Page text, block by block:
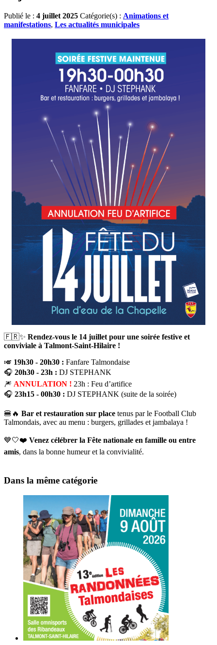
Publié le : 4 juillet 2025 Catégorie(s) : Animations et
manifestations, Les actualités municipales
🇫🇷✨ Rendez-vous le 14 juillet pour une soirée festive et
conviviale à Talmont-Saint-Hilaire !
🎺 19h30 - 20h30 : Fanfare Talmondaise
🎧 20h30 - 23h : DJ STEPHANK
🎆 ANNULATION ! 23h : Feu d’artifice
🎧 23h15 - 00h30 : DJ STEPHANK (suite de la soirée)
🍔🔥 Bar et restauration sur place tenus par le Football Club
Talmondais, avec au menu : burgers, grillades et jambalaya !
💙🤍❤️ Venez célébrer la Fête nationale en famille ou entre
amis, dans la bonne humeur et la convivialité.
Dans la même catégorie